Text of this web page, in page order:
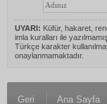
UYARI: Küfür, hakaret,
imla kuralları ile yazılmamış,
Türkçe karakter
onaylanmamaktadır.
Geri Ana Sayfa